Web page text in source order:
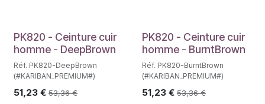
PK820 - Ceinture cuir
homme - DeepBrown
Réf. PK820-DeepBrown
(#KARIBAN_PREMIUM#)
51,23 € 53,36€
PK820 - Ceinture cuir
homme - BurntBrown
Réf. PK820-BurntBrown
(#KARIBAN_PREMIUM#)
51,23€ 53,36€